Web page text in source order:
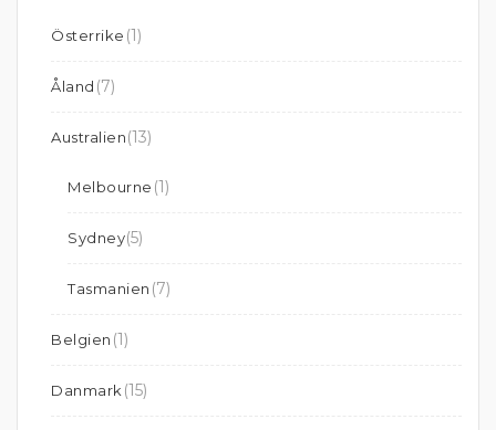
Österrike (1)
Åland (7)
Australien(13)
Melbourne (1)
Sydney(5)
Tasmanien (7)
Belgien (1)
Danmark (15)